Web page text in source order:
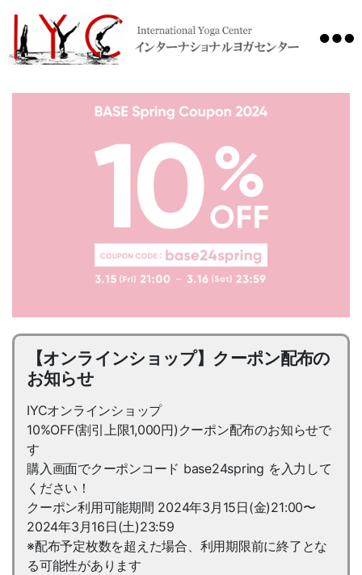
【オンラインショップ】クーポン配布の
お知らせ
IYCオンラインショップ
10%OFF(割引上限1,000円)クーポン配布のお知らせで
す
購入画面でクーポンコード base24spring を入力して
ください！
クーポン利用可能期間 2024年3月15日(金)21:00〜
2024年3月16日(土)23:59
※配布予定枚数を超えた場合、利用期限前に終了とな
る可能性があります